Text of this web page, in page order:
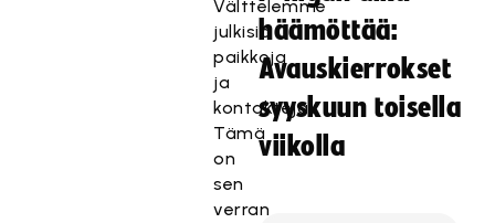
Välttelemme
julkisia
paikkoja
ja
kontakteja.
Tämä
on
sen
verran
häämöttää:
Avauskierrokset
syyskuun toisella
viikolla